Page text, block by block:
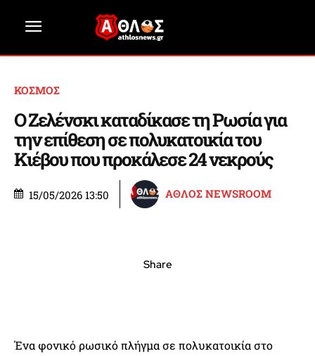
ΚΟΣΜΟΣ
Ο Ζελένσκι καταδίκασε τη Ρωσία για
την επίθεση σε πολυκατοικία του
Κιέβου που προκάλεσε 24 νεκρούς
15/05/2026 13:50 ΑΘΛΟΣ NEWSROOM
Share
Ένα φονικό ρωσικό πλήγμα σε πολυκατοικία στο